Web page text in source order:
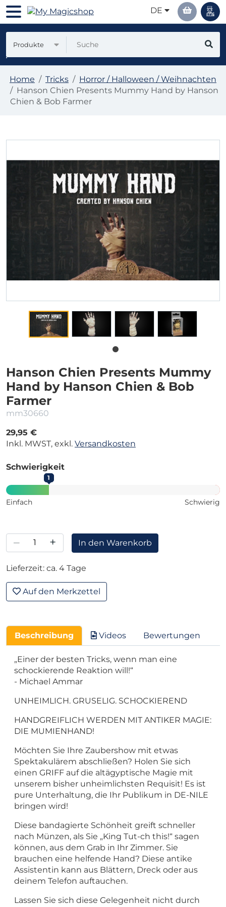
DE
Produkte
Home Tricks
Horror / Halloween / Weihnachten
Hanson Chien Presents Mummy Hand by Hanson
Chien & Bob Farmer
Hanson Chien Presents Mummy
Hand by Hanson Chien & Bob
Farmer
mm30660
29,95 €
Inkl. MWST, exkl. Versandkosten
Schwierigkeit
1
Einfach Schwierig
– + In den Warenkorb
Lieferzeit: ca. 4 Tage
Auf den Merkzettel
Beschreibung Videos Bewertungen
„Einer der besten Tricks, wenn man eine
schockierende Reaktion will!“
- Michael Ammar
UNHEIMLICH. GRUSELIG. SCHOCKIEREND
HANDGREIFLICH WERDEN MIT ANTIKER MAGIE:
DIE MUMIENHAND!
Möchten Sie Ihre Zaubershow mit etwas
Spektakulärem abschließen? Holen Sie sich
einen GRIFF auf die altägyptische Magie mit
unserem bisher unheimlichsten Requisit! Es ist
pure Unterhaltung, die Ihr Publikum in DE-NILE
bringen wird!
Diese bandagierte Schönheit greift schneller
nach Münzen, als Sie „King Tut-ch this!“ sagen
können, aus dem Grab in Ihr Zimmer. Sie
brauchen eine helfende Hand? Diese antike
Assistentin kann aus Blättern, Dreck oder aus
deinem Telefon auftauchen.
Lassen Sie sich diese Gelegenheit nicht durch